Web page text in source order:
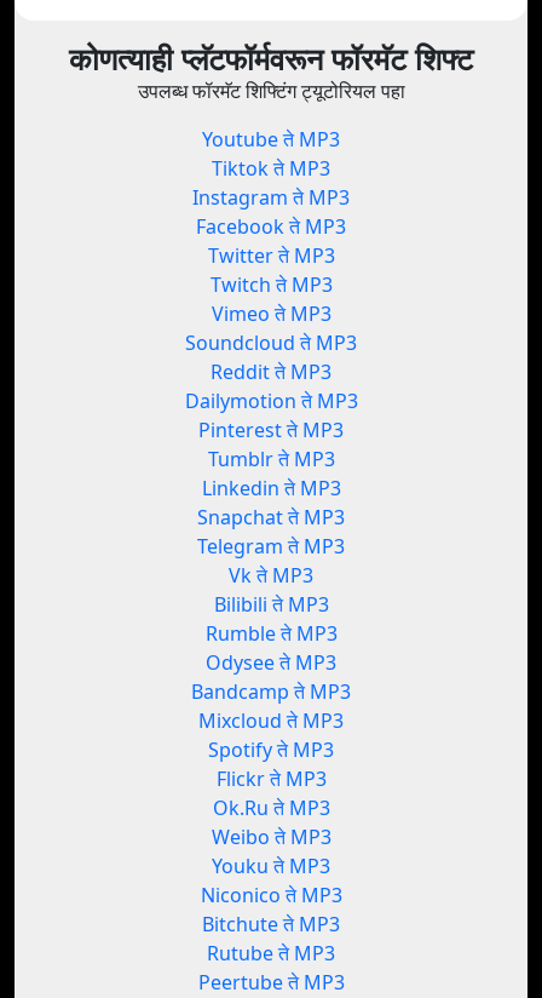
कोणत्याही प्लॅटफॉर्मवरून फॉरमॅट शिफ्ट
उपलब्ध फॉरमॅट शिफ्टिंग ट्यूटोरियल पहा
Youtube ते MP3
Tiktok ते MP3
Instagram ते MP3
Facebook ते MP3
Twitter ते MP3
Twitch ते MP3
Vimeo ते MP3
Soundcloud ते MP3
Reddit ते MP3
Dailymotion ते MP3
Pinterest ते MP3
Tumblr ते MP3
Linkedin ते MP3
Snapchat ते MP3
Telegram ते MP3
Vk ते MP3
Bilibili ते MP3
Rumble ते MP3
Odysee ते MP3
Bandcamp ते MP3
Mixcloud ते MP3
Spotify ते MP3
Flickr ते MP3
Ok.Ru ते MP3
Weibo ते MP3
Youku ते MP3
Niconico ते MP3
Bitchute ते MP3
Rutube ते MP3
Peertube ते MP3